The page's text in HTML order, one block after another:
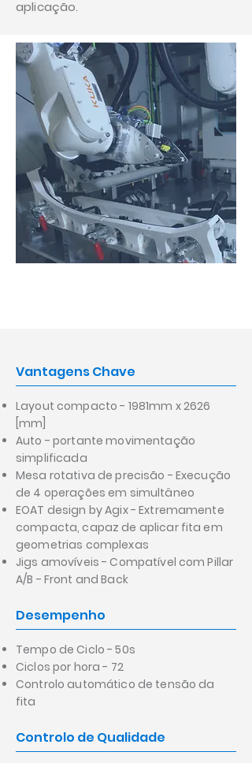
aplicação.
Vantagens Chave
Layout compacto - 1981mm x 2626
[mm]
Auto - portante movimentação
simplificada
Mesa rotativa de precisão - Execução
de 4 operações em simultâneo
EOAT design by Agix - Extremamente
compacta, capaz de aplicar fita em
geometrias complexas
Jigs amovíveis - Compatível com Pillar
A/B - Front and Back
Desempenho
Tempo de Ciclo - 50s
Ciclos por hora - 72
Controlo automático de tensão da
fita
Controlo de Qualidade